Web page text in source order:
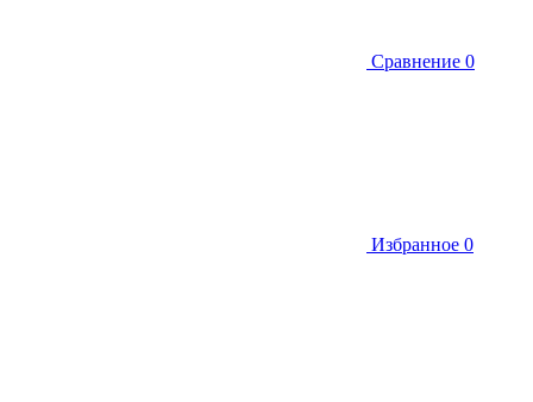
Сравнение 0
Избранное 0